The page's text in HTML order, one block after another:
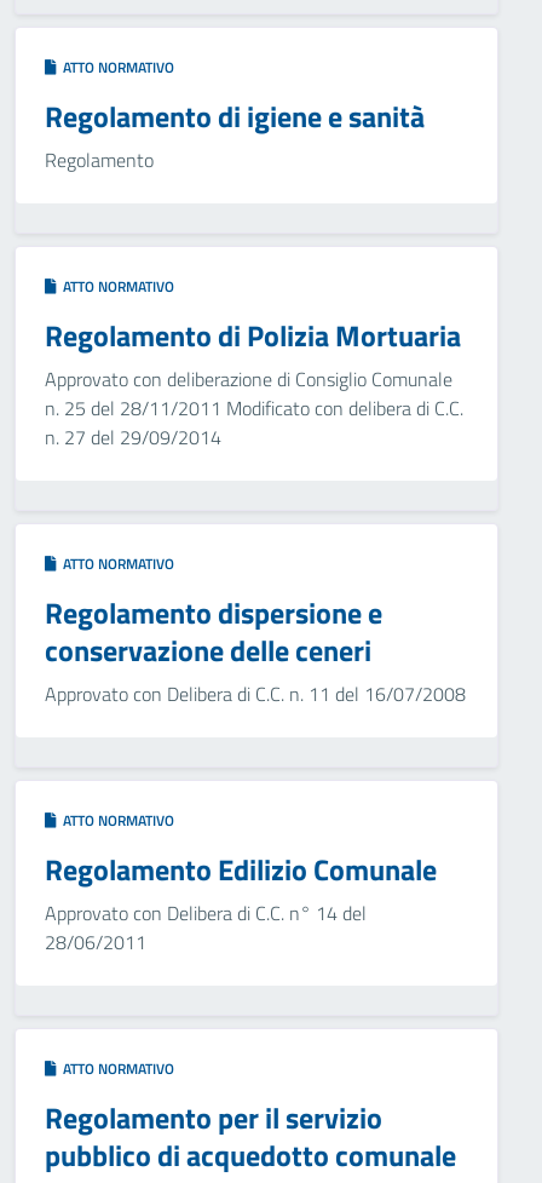
ATTO NORMATIVO
Regolamento di igiene e sanità
Regolamento
ATTO NORMATIVO
Regolamento di Polizia Mortuaria
Approvato con deliberazione di Consiglio Comunale
n. 25 del 28/11/2011 Modificato con delibera di C.C.
n. 27 del 29/09/2014
ATTO NORMATIVO
Regolamento dispersione e
conservazione delle ceneri
Approvato con Delibera di C.C. n. 11 del 16/07/2008
ATTO NORMATIVO
Regolamento Edilizio Comunale
Approvato con Delibera di C.C. n° 14 del
28/06/2011
ATTO NORMATIVO
Regolamento per il servizio
pubblico di acquedotto comunale